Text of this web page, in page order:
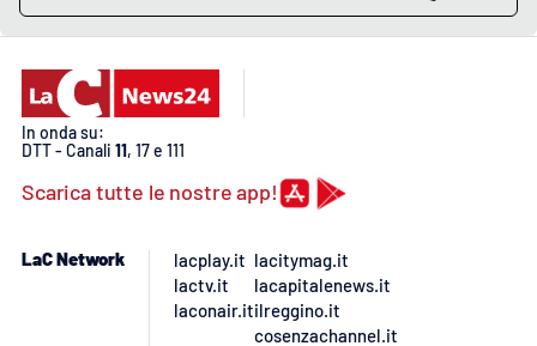
In onda su:
DTT - Canali 11, 17 e 111
Scarica tutte le nostre app!
LaC Network
lacplay.it
lactv.it
laconair.it
lacitymag.it
lacapitalenews.it
ilreggino.it
cosenzachannel.it